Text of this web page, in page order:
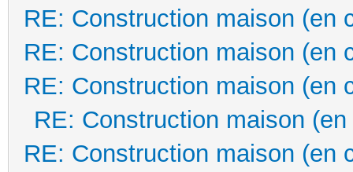
RE: Construction maison (en
RE: Construction maison (en
RE: Construction maison (en
RE: Construction maison
RE: Construction maison (en